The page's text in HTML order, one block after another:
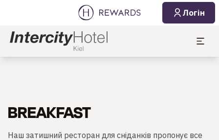
Логін
BREAKFAST
Наш затишний ресторан для сніданків пропонує все